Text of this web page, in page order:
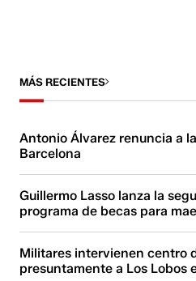
MÁS RECIENTES
Antonio Álvarez renuncia a
Barcelona
Guillermo Lasso lanza la
programa de becas para
Militares intervienen centro
presuntamente a Los Lobos